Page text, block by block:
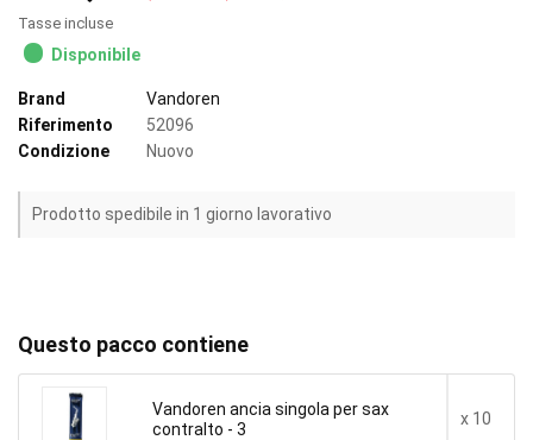
Tasse incluse
Disponibile
Brand
Vandoren
Riferimento
52096
Condizione
Nuovo
Prodotto spedibile in 1 giorno lavorativo
Questo pacco contiene
Vandoren ancia singola per sax
contralto - 3
x 10